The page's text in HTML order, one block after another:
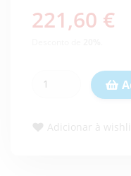
221,60 €
Adicionar à